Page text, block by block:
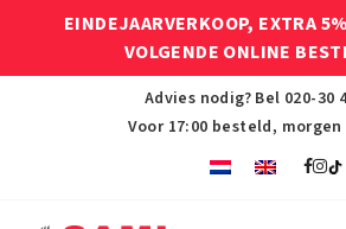
EINDEJAARVERKOOP, EXTRA
VOLGENDE ONLINE
Advies nodig? Bel 020-30
Voor 17:00 besteld,